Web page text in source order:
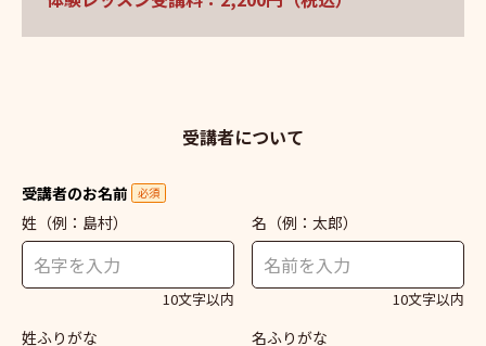
受講者について
受講者のお名前 必須
姓 （例：島村）
10文字以内
名 （例：太郎）
10文字以内
姓ふりがな 名ふりがな